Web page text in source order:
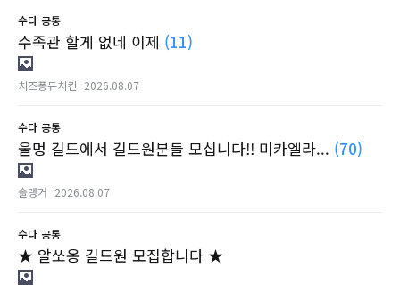
수다 공통
수족관 할게 없네 이제 (11)
치즈퐁듀치킨 2026.08.07
수다 공통
울멍 길드에서 길드원분들 모십니다!! 미카엘라... (70)
솔랭거 2026.08.07
수다 공통
★ 알쏘옹 길드원 모집합니다 ★